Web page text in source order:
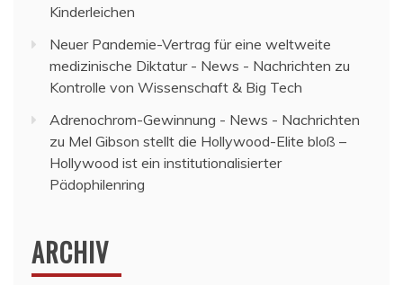
Kinderleichen
Neuer Pandemie-Vertrag für eine weltweite
medizinische Diktatur - News - Nachrichten zu
Kontrolle von Wissenschaft & Big Tech
Adrenochrom-Gewinnung - News - Nachrichten
zu Mel Gibson stellt die Hollywood-Elite bloß –
Hollywood ist ein institutionalisierter
Pädophilenring
ARCHIV